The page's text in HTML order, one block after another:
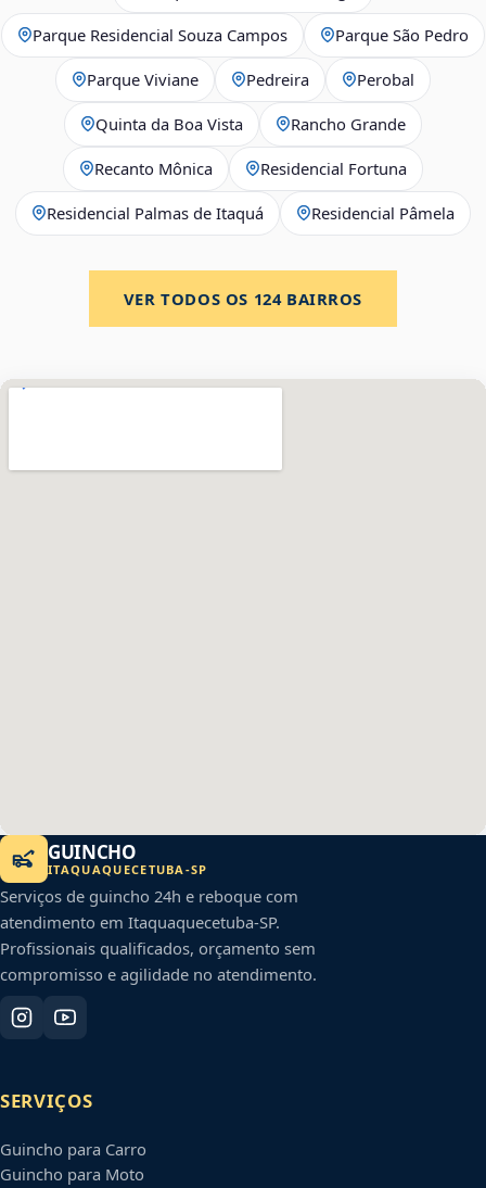
Parque Residencial Souza Campos Parque São Pedro
Parque Viviane Pedreira Perobal
Quinta da Boa Vista Rancho Grande
Recanto Mônica Residencial Fortuna
Residencial Palmas de Itaquá Residencial Pâmela
VER TODOS OS 124BAIRROS
GUINCHO
ITAQUAQUECETUBA -SP
Serviços de guincho 24h e reboque com
atendimento em Itaquaquecetuba-SP.
Profissionais qualificados, orçamento sem
compromisso e agilidade no atendimento.
SERVIÇOS
Guincho para Carro
Guincho para Moto